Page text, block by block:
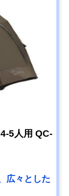
5人用 QC-
広々とした